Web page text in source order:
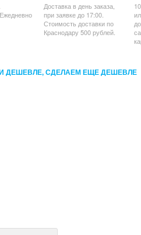
Доставка в день заказа,
при заявке до 17:00.
Стоимость доставки по
Краснодару 500 рублей.
ДЕШЕВЛЕ, СДЕЛАЕМ ЕЩЕ ДЕШЕВЛЕ